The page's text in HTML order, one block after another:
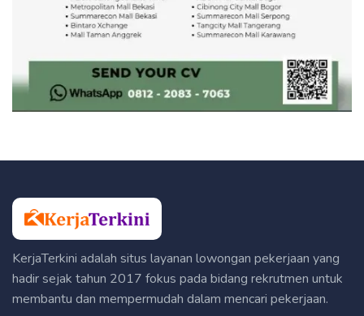
KerjaTerkini adalah situs layanan lowongan pekerjaan yang
hadir sejak tahun 2017 fokus pada bidang rekrutmen untuk
membantu dan mempermudah dalam mencari pekerjaan.